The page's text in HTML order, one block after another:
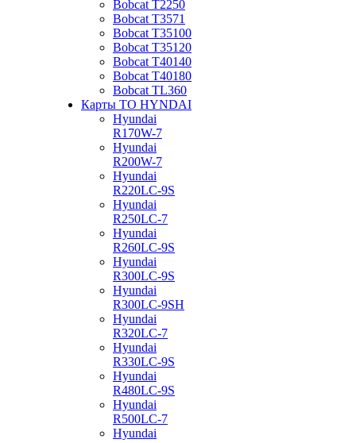
Bobcat Т2250
Bobcat Т3571
Bobcat Т35100
Bobcat Т35120
Bobcat Т40140
Bobcat Т40180
Bobcat ТL360
Карты ТО HYNDAI
Hyundai
R170W-7
Hyundai
R200W-7
Hyundai
R220LC-9S
Hyundai
R250LC-7
Hyundai
R260LC-9S
Hyundai
R300LC-9S
Hyundai
R300LC-9SH
Hyundai
R320LC-7
Hyundai
R330LC-9S
Hyundai
R480LC-9S
Hyundai
R500LC-7
Hyundai